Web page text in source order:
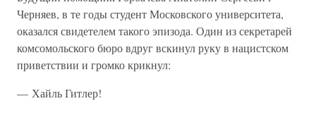
Черняев, в те годы студент Московского университета,
оказался свидетелем такого эпизода. Один из секретарей
комсомольского бюро вдруг вскинул руку в нацистском
приветствии и громко крикнул:
— Хайль Гитлер!